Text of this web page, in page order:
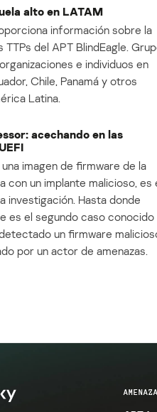
alto en LATAM
información sobre la
TTPs del APT BlindEagle.
e individuos en
Chile, Panamá y otros
Latina.
acechando en las
imagen de firmware de la
con un implante malicioso, es
investigación. Hasta donde
es el segundo caso conocido
un firmware
por un actor de amenazas.